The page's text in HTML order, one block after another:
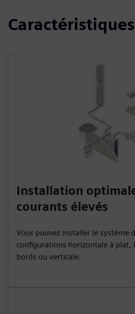
Installation
courants élevés
Vous pouvez installer le système
configurations horizontale à plat,
bords ou verticale.